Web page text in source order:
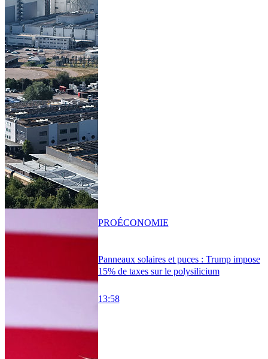
Panneaux solaires et puces : Trump impose
15% de taxes sur le polysilicium
13:58
PROÉCONOMIE